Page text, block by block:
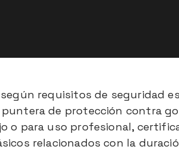
requisitos de seguridad
de protección contra
para uso profesional,
relacionados con la